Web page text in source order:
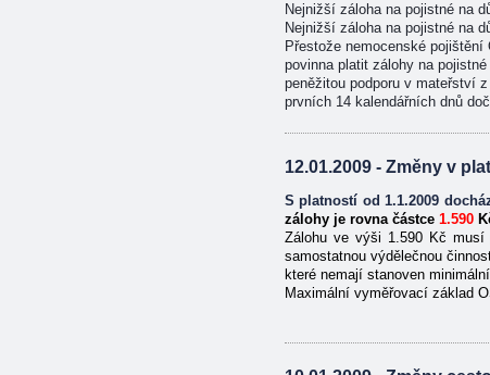
Nejnižší záloha na pojistné na
Nejnižší záloha na pojistné na
Přestože nemocenské
povinna platit zálohy na
peněžitou podporu v mateřství
prvních 14 kalendářních dnů
12.01.2009 - Změny v
S platností od 1.1.2009
zálohy je rovna částce 1.590
Zálohu ve výši 1.590 Kč musí
samostatnou výdělečnou
které nemají stanoven
Maximální vyměřovací základ